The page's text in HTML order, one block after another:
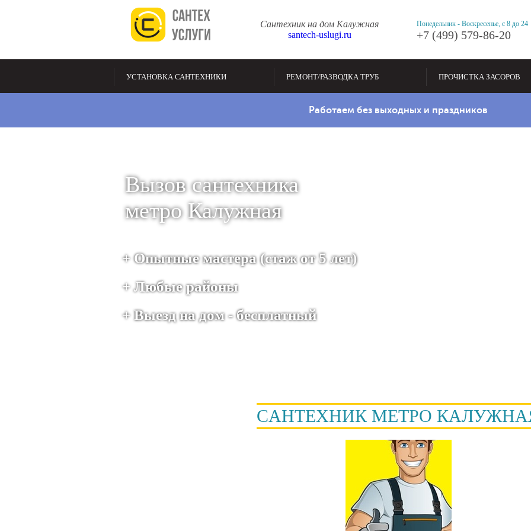
Работаем без выходных и праздников
Сантехник на дом Калужная
santech-uslugi.ru
Понедельник - Воскресенье, с 8 до 24
+7 (499) 579-86-20
УСТАНОВКА САНТЕХНИКИ РЕМОНТ/РАЗВОДКА ТРУБ ПРОЧИСТКА ЗАСОРОВ
Вызов сантехника
метро Калужная
+ Опытные мастера (стаж от 5 лет)
+ Любые районы
+ Выезд на дом - бесплатный
CАНТЕХНИК МЕТРО